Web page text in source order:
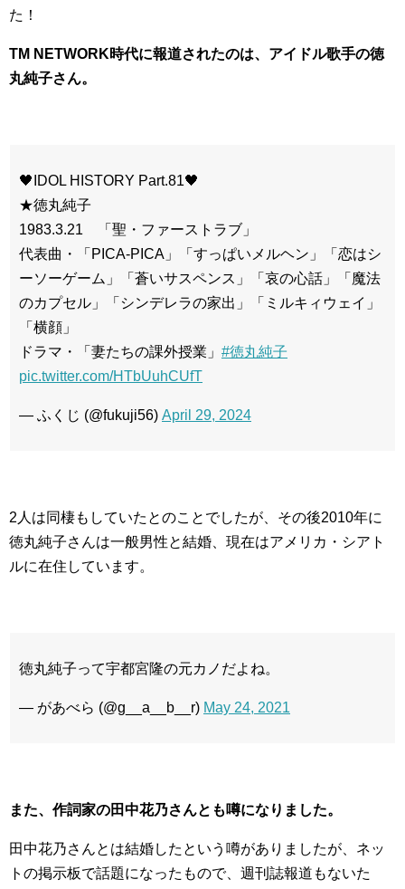
た！
TM NETWORK時代に報道されたのは、アイドル歌手の徳
丸純子さん。
🖤IDOL HISTORY Part.81🖤
★徳丸純子
1983.3.21 「聖・ファーストラブ」
代表曲・「PICA-PICA」「すっぱいメルヘン」「恋はシ
ーソーゲーム」「蒼いサスペンス」「哀の心話」「魔法
のカプセル」「シンデレラの家出」「ミルキィウェイ」
「横顔」
ドラマ・「妻たちの課外授業」 #徳丸純子
pic.twitter.com/HTbUuhCUfT
— ふくじ (@fukuji56) April 29, 2024
2人は同棲もしていたとのことでしたが、その後2010年に
徳丸純子さんは一般男性と結婚、現在はアメリカ・シアト
ルに在住しています。
徳丸純子って宇都宮隆の元カノだよね。
— があべら (@g__a__b__r) May 24, 2021
また、作詞家の田中花乃さんとも噂になりました。
田中花乃さんとは結婚したという噂がありましたが、ネッ
トの掲示板で話題になったもので、週刊誌報道もないた